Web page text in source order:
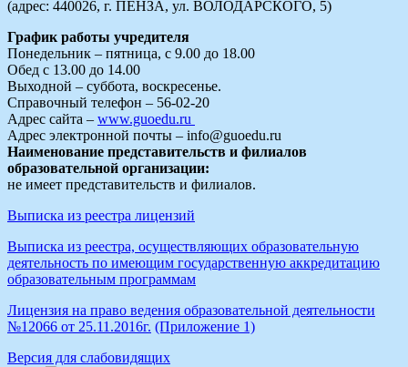
(адрес: 440026, г. ПЕНЗА, ул. ВОЛОДАРСКОГО, 5)
График работы учредителя
Понедельник – пятница, с 9.00 до 18.00
Обед с 13.00 до 14.00
Выходной – суббота, воскресенье.
Справочный телефон – 56-02-20
Адрес сайта – www.guoedu.ru
Адрес электронной почты – info@guoedu.ru
Наименование представительств и филиалов
образовательной организации:
не имеет представительств и филиалов.
Выписка из реестра лицензий
Выписка из реестра, осуществляющих образовательную
деятельность по имеющим государственную аккредитацию
образовательным программам
Лицензия на право ведения образовательной деятельности
№12066 от 25.11.2016г. (Приложение 1)
Версия для слабовидящих